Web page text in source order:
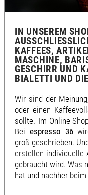
IN UNSEREM
AFFEES, ARTIKEL
ASCHINE,
ESCHIRR UND
IALETTI UND DIE
Wir sind der
oder einen
sollte. Im Online-
Bei espresso 36
groß geschrieben.
erstellen individuelle
gebraucht wird. Was
hat und nachher